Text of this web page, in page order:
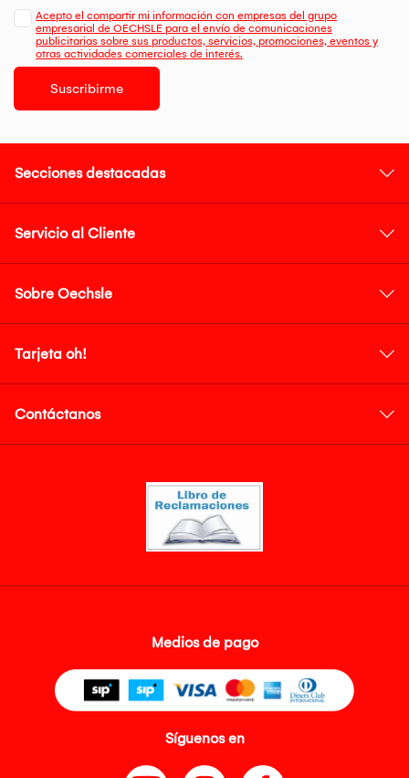
Acepto el compartir mi información con empresas del grupo
empresarial de OECHSLE para el envío de comunicaciones
publicitarias sobre sus productos, servicios, promociones, eventos y
otras actividades comerciales de interés.
Suscribirme
Secciones destacadas
Servicio al Cliente
Sobre Oechsle
Tarjeta oh!
Contáctanos
Medios de pago
Síguenos en